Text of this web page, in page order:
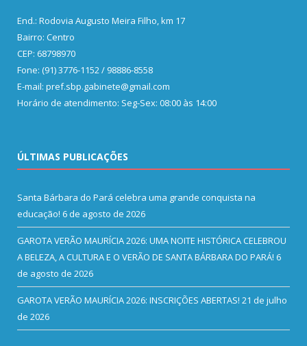
End.: Rodovia Augusto Meira Filho, km 17
Bairro: Centro
CEP: 68798970
Fone: (91) 3776-1152 / 98886-8558
E-mail: pref.sbp.gabinete@gmail.com
Horário de atendimento: Seg-Sex: 08:00 às 14:00
ÚLTIMAS PUBLICAÇÕES
Santa Bárbara do Pará celebra uma grande conquista na
educação! 6 de agosto de 2026
GAROTA VERÃO MAURÍCIA 2026: UMA NOITE HISTÓRICA CELEBROU
A BELEZA, A CULTURA E O VERÃO DE SANTA BÁRBARA DO PARÁ! 6
de agosto de 2026
GAROTA VERÃO MAURÍCIA 2026: INSCRIÇÕES ABERTAS! 21 de julho
de 2026